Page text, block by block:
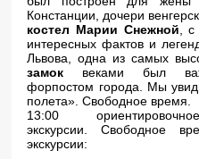
Констанции, дочери
костел Марии Снежной ,
интересных фактов и
Львова, одна из самых
замок веками был
форпостом города. Мы
полета». Свободное время.
13:00
экскурсии. Свободное
экскурсии: